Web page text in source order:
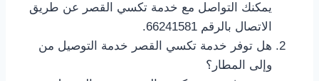
يمكنك التواصل مع خدمة تكسي القصر عن طريق
الاتصال بالرقم 66241581.
هل توفر خدمة تكسي القصر خدمة التوصيل من
وإلى المطار؟